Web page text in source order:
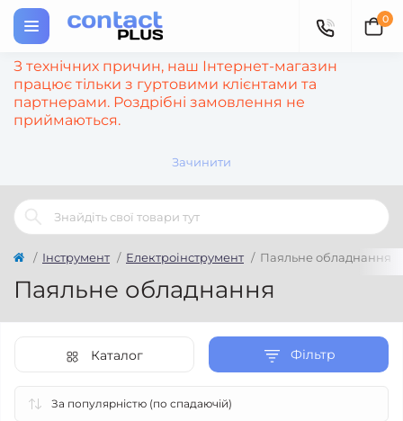
З технічних причин, наш Інтернет-магазин
працює тільки з гуртовими клієнтами та
партнерами. Роздрібні замовлення не
приймаються.
Зачинити
0
Інструмент Електроінструмент Паяльне обладнання
Паяльне обладнання
Фільтр
Каталог